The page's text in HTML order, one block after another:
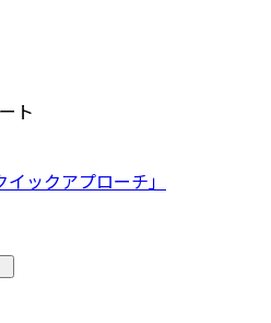
ト
ックアプローチ」